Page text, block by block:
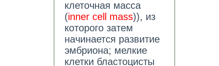
клеточная масса
(inner cell mass)), из
которого затем
начинается развитие
эмбриона; мелкие
клетки бластоцисты